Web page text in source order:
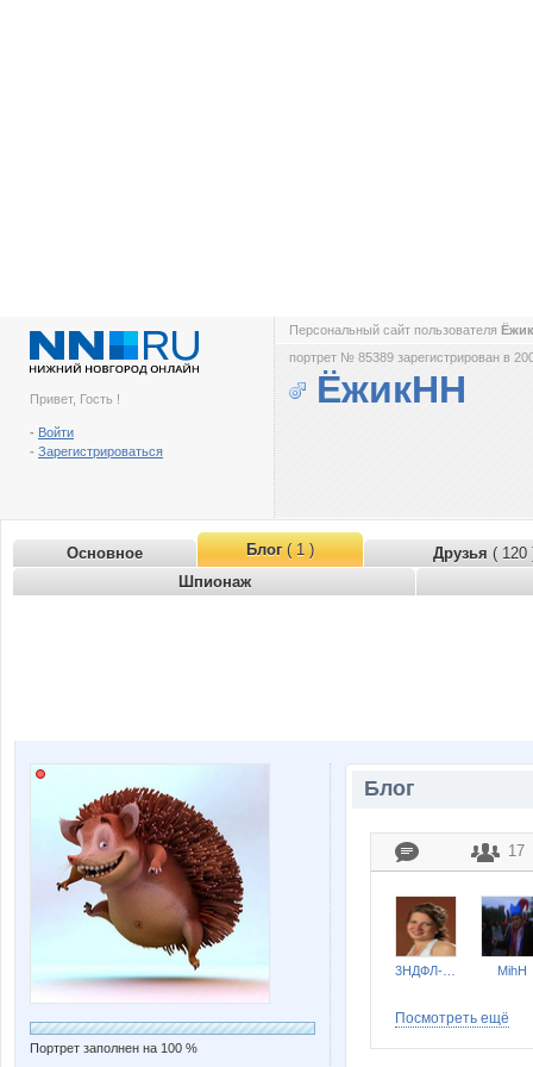
Привет, Гость !
- Войти
- Зарегистрироваться
Персональный сайт пользователя
портрет № 85389 зарегистрирован в
ЁжикНН
Основное Блог( 1 ) Друзья ( 120
Шпионаж
Портрет заполнен на 100 %
Блог
17
MihH
Посмотреть ещё